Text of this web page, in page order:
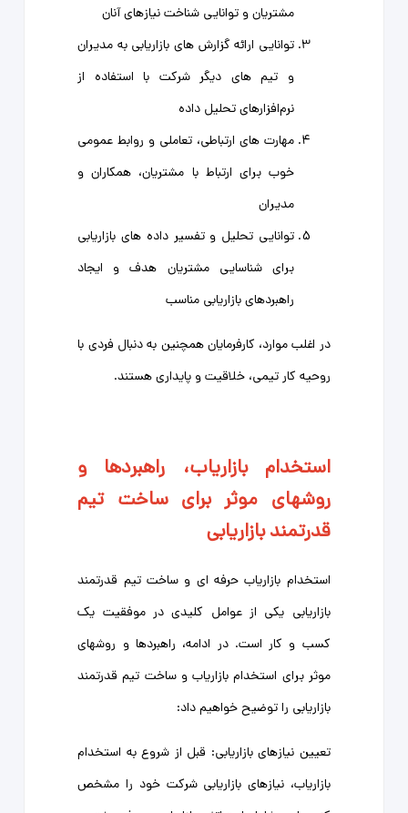
مشتریان و توانایی شناخت نیازهای آنان
توانایی ارائه گزارش ‌های بازاریابی به مدیران
و تیم‌ های دیگر شرکت با استفاده از
نرم‌افزارهای تحلیل داده
مهارت ‌های ارتباطی، تعاملی و روابط عمومی
خوب برای ارتباط با مشتریان، همکاران و
مدیران
توانایی تحلیل و تفسیر داده‌ های بازاریابی
برای شناسایی مشتریان هدف و ایجاد
راهبردهای بازاریابی مناسب
در اغلب موارد، کارفرمایان همچنین به دنبال فردی با
روحیه کار تیمی، خلاقیت و پایداری هستند.
استخدام بازاریاب، راهبردها و
روشهای موثر برای ساخت تیم
قدرتمند بازاریابی
استخدام بازاریاب حرفه ای و ساخت تیم قدرتمند
بازاریابی یکی از عوامل کلیدی در موفقیت یک
کسب و کار است. در ادامه، راهبردها و روشهای
موثر برای استخدام بازاریاب و ساخت تیم قدرتمند
بازاریابی را توضیح خواهیم داد:
تعیین نیازهای بازاریابی: قبل از شروع به استخدام
بازاریاب، نیازهای بازاریابی شرکت خود را مشخص